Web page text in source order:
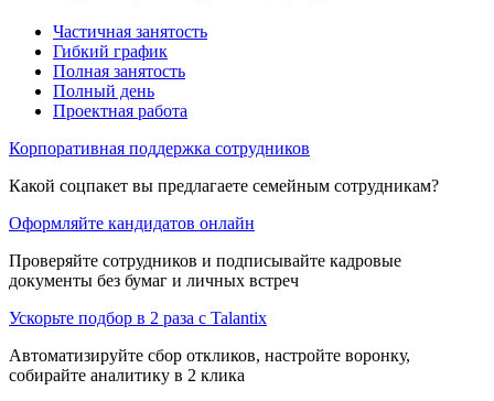
Частичная занятость
Гибкий график
Полная занятость
Полный день
Проектная работа
Корпоративная поддержка сотрудников
Какой соцпакет вы предлагаете семейным сотрудникам?
Оформляйте кандидатов онлайн
Проверяйте сотрудников и подписывайте кадровые
документы без бумаг и личных встреч
Ускорьте подбор в 2 раза с Talantix
Автоматизируйте сбор откликов, настройте воронку,
собирайте аналитику в 2 клика